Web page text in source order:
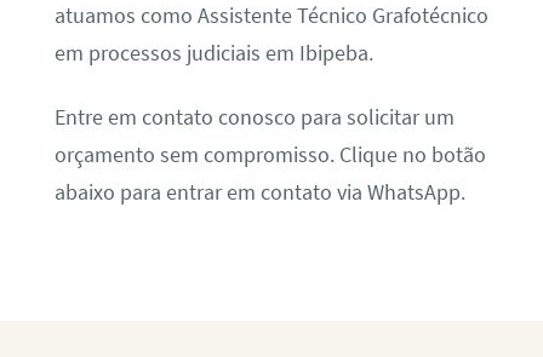
atuamos como Assistente Técnico Grafotécnico
em processos judiciais em Ibipeba.
Entre em contato conosco para solicitar um
orçamento sem compromisso. Clique no botão
abaixo para entrar em contato via WhatsApp.